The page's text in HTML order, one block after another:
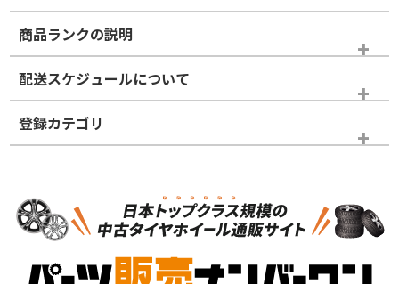
商品ランクの説明
※商品ランクは出品者の主観により判断しておりますので、あら
かじめご了承ください。
ホイールランク
S
品）
S
新車外し品（新古
付き
配送スケジュールについて
登録カテゴリ
タイヤホイールセット